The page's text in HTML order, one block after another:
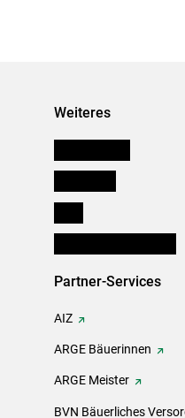
Weiteres
Partner-Services
AIZ
ARGE Bäuerinnen
ARGE Meister
BVN Bäuerliches